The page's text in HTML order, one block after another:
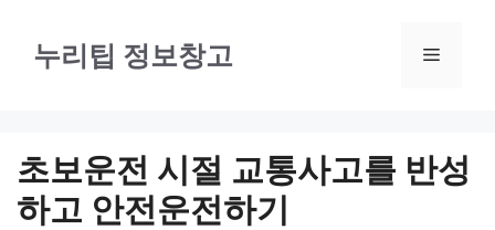
누리팁 정보창고 메
초보운전 시절 교통사고를 반성
하고 안전운전하기